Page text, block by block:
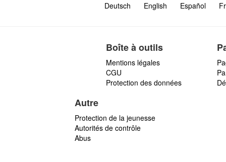
Deutsch English Español
Boîte à outils
Mentions légales
CGU
Protection des données
Autre
Protection de la jeunesse
Autorités de contrôle
Abus